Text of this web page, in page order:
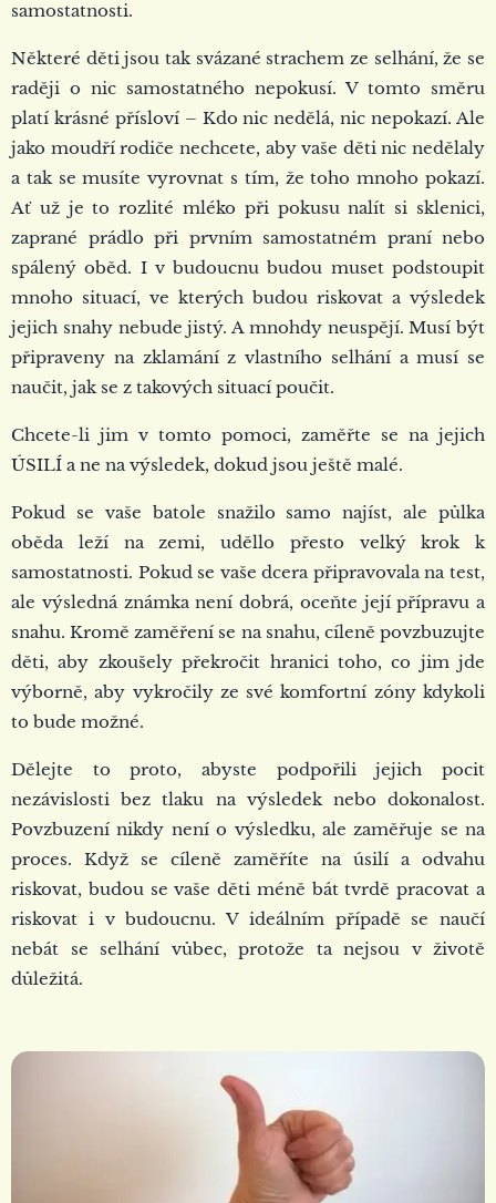
samostatnosti.
Některé děti jsou tak svázané strachem ze selhání, že se
raději o nic samostatného nepokusí. V tomto směru
platí krásné přísloví – Kdo nic nedělá, nic nepokazí. Ale
jako moudří rodiče nechcete, aby vaše děti nic nedělaly
a tak se musíte vyrovnat s tím, že toho mnoho pokazí.
Ať už je to rozlité mléko při pokusu nalít si sklenici,
zaprané prádlo při prvním samostatném praní nebo
spálený oběd. I v budoucnu budou muset podstoupit
mnoho situací, ve kterých budou riskovat a výsledek
jejich snahy nebude jistý. A mnohdy neuspějí. Musí být
připraveny na zklamání z vlastního selhání a musí se
naučit, jak se z takových situací poučit.
Chcete-li jim v tomto pomoci, zaměřte se na jejich
ÚSILÍ a ne na výsledek, dokud jsou ještě malé.
Pokud se vaše batole snažilo samo najíst, ale půlka
oběda leží na zemi, uděllo přesto velký krok k
samostatnosti. Pokud se vaše dcera připravovala na test,
ale výsledná známka není dobrá, oceňte její přípravu a
snahu. Kromě zaměření se na snahu, cíleně povzbuzujte
děti, aby zkoušely překročit hranici toho, co jim jde
výborně, aby vykročily ze své komfortní zóny kdykoli
to bude možné.
Dělejte to proto, abyste podpořili jejich pocit
nezávislosti bez tlaku na výsledek nebo dokonalost.
Povzbuzení nikdy není o výsledku, ale zaměřuje se na
proces. Když se cíleně zaměříte na úsilí a odvahu
riskovat, budou se vaše děti méně bát tvrdě pracovat a
riskovat i v budoucnu. V ideálním případě se naučí
nebát se selhání vůbec, protože ta nejsou v životě
důležitá.